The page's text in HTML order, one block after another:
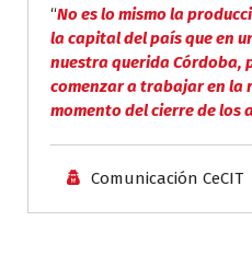
“No es lo mismo la
la capital del país que en
nuestra querida Córdoba,
comenzar a trabajar en la
momento del cierre de los
Comunicación CeCIT